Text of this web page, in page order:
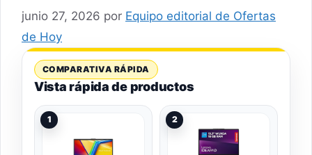
junio 27, 2026 por Equipo editorial de Ofertas
de Hoy
COMPARATIVA RÁPIDA
Vista rápida de productos
1 2